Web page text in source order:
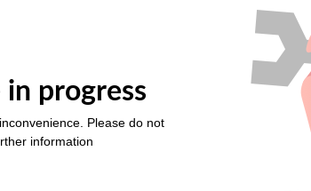
progress
Please do not
information